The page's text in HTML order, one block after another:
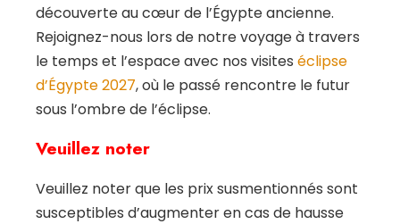
découverte au cœur de l’Égypte ancienne.
Rejoignez-nous lors de notre voyage à travers
le temps et l’espace avec nos visites éclipse
d’Égypte 2027, où le passé rencontre le futur
sous l’ombre de l’éclipse.
Veuillez noter
Veuillez noter que les prix susmentionnés sont
susceptibles d’augmenter en cas de hausse